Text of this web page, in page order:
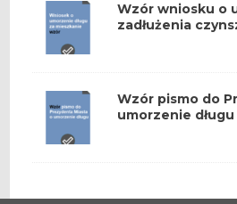
Wzór wniosku o
zadłużenia
Wzór pismo do
umorzenie długu